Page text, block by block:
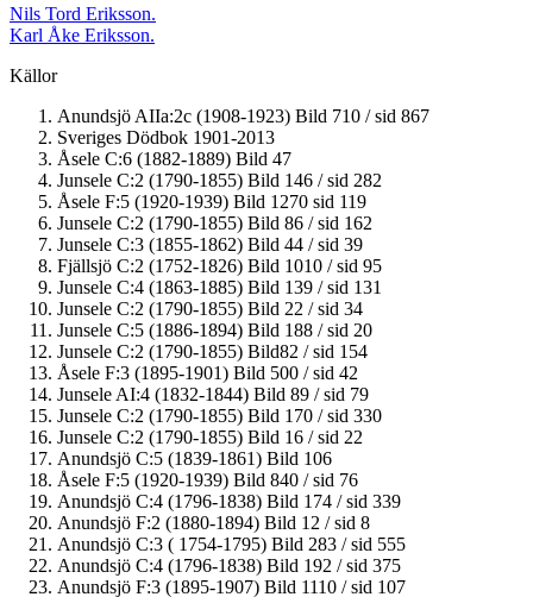
Nils Tord Eriksson.
Karl Åke Eriksson.
Källor
Anundsjö AIIa:2c (1908-1923) Bild 710 / sid 867
Sveriges Dödbok 1901-2013
Åsele C:6 (1882-1889) Bild 47
Junsele C:2 (1790-1855) Bild 146 / sid 282
Åsele F:5 (1920-1939) Bild 1270 sid 119
Junsele C:2 (1790-1855) Bild 86 / sid 162
Junsele C:3 (1855-1862) Bild 44 / sid 39
Fjällsjö C:2 (1752-1826) Bild 1010 / sid 95
Junsele C:4 (1863-1885) Bild 139 / sid 131
Junsele C:2 (1790-1855) Bild 22 / sid 34
Junsele C:5 (1886-1894) Bild 188 / sid 20
Junsele C:2 (1790-1855) Bild82 / sid 154
Åsele F:3 (1895-1901) Bild 500 / sid 42
Junsele AI:4 (1832-1844) Bild 89 / sid 79
Junsele C:2 (1790-1855) Bild 170 / sid 330
Junsele C:2 (1790-1855) Bild 16 / sid 22
Anundsjö C:5 (1839-1861) Bild 106
Åsele F:5 (1920-1939) Bild 840 / sid 76
Anundsjö C:4 (1796-1838) Bild 174 / sid 339
Anundsjö F:2 (1880-1894) Bild 12 / sid 8
Anundsjö C:3 ( 1754-1795) Bild 283 / sid 555
Anundsjö C:4 (1796-1838) Bild 192 / sid 375
Anundsjö F:3 (1895-1907) Bild 1110 / sid 107